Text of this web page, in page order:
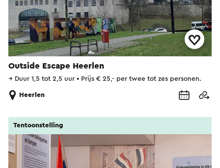
Outside Escape Heerlen
→ Duur 1,5 tot 2,5 uur • Prijs € 25,- per twee tot zes personen.
Heerlen
Tentoonstelling